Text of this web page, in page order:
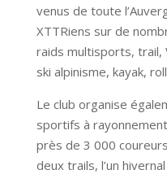
venus de toute
XTTRiens sur de
raids multisports, trail,
ski alpinisme, kayak,
Le club organise
sportifs à
près de 3 000
deux trails, l’un